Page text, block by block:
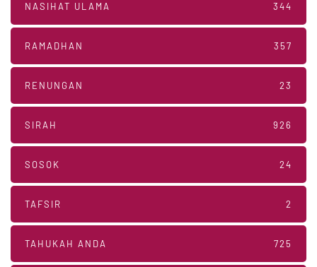
NASIHAT ULAMA 344
RAMADHAN 357
RENUNGAN 23
SIRAH 926
SOSOK 24
TAFSIR 2
TAHUKAH ANDA 725